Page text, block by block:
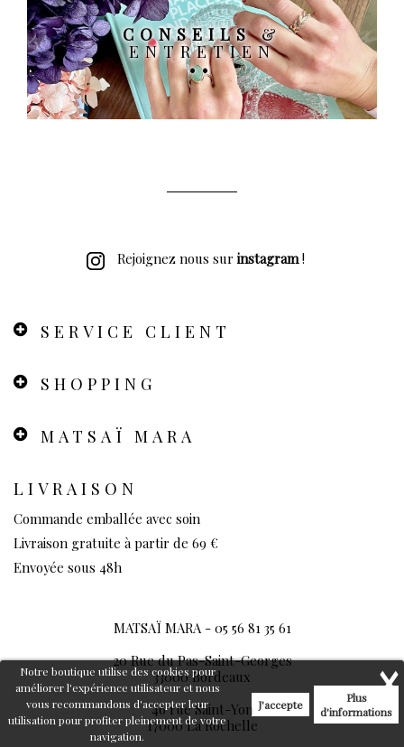
Notre boutique utilise des cookies pour
améliorer l'expérience utilisateur et nous
vous recommandons d'accepter leur
utilisation pour profiter pleinement de votre
navigation.
J'accepte
Plus
d'informations
CONSEILS&
ENTRETIEN
Rejoignez nous sur instagram!
SERVICE CLIENT
SHOPPING
MATSAÏ MARA
LIVRAISON
Commande emballée avec soin
Livraison gratuite à partir de 69 €
Envoyée sous 48h
MATSAÏ MARA - 05 56 81 35 61
20 Rue du Pas-Saint-Georges
33000 Bordeaux
46 rue Saint-Yon
17000 La Rochelle